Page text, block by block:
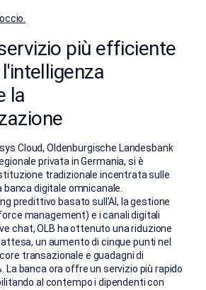
più efficiente
la
Cloud, Oldenburgische Landesbank
privata in Germania, si è
tradizionale incentrata sulle
banca digitale omnicanale.
predittivo basato sull'AI, la gestione
management) e i canali digitali
chat, OLB ha ottenuto una riduzione
un aumento di cinque punti nel
transazionale e guadagni di
La banca ora offre un servizio più rapido
al contempo i dipendenti con